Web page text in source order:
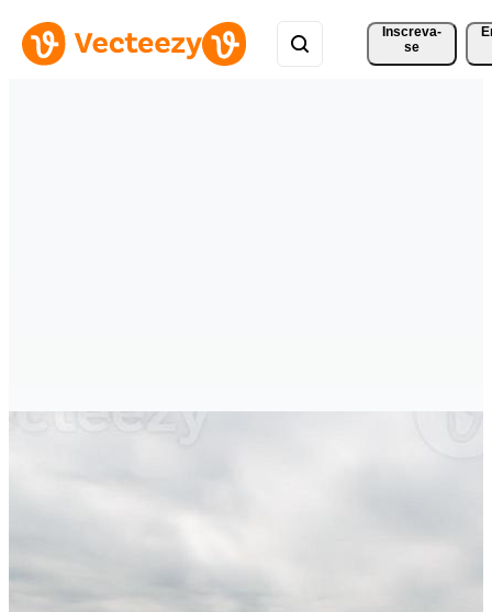
Inscreva-
se